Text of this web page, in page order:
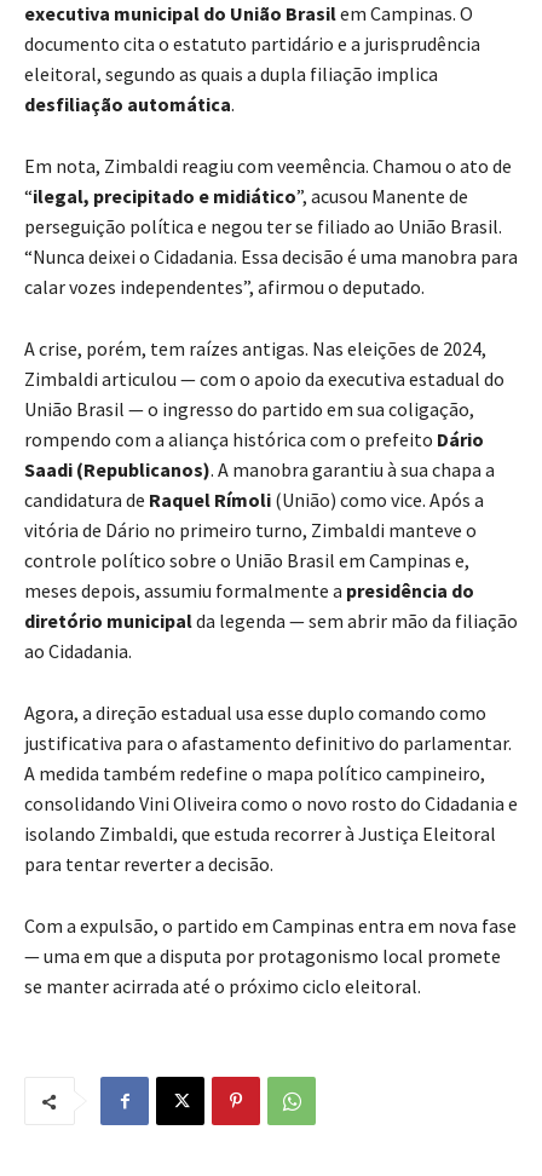
executiva municipal do União Brasilem Campinas. O
documento cita o estatuto partidário e a jurisprudência
eleitoral, segundo as quais a dupla filiação implica
desfiliação automática.
Em nota, Zimbaldi reagiu com veemência. Chamou o ato de
“ilegal, precipitado e midiático”, acusou Manente de
perseguição política e negou ter se filiado ao União Brasil.
“Nunca deixei o Cidadania. Essa decisão é uma manobra para
calar vozes independentes”, afirmou o deputado.
A crise, porém, tem raízes antigas. Nas eleições de 2024,
Zimbaldi articulou — com o apoio da executiva estadual do
União Brasil — o ingresso do partido em sua coligação,
rompendo com a aliança histórica com o prefeito Dário
Saadi (Republicanos). A manobra garantiu à sua chapa a
candidatura de Raquel Rímoli (União) como vice. Após a
vitória de Dário no primeiro turno, Zimbaldi manteve o
controle político sobre o União Brasil em Campinas e,
meses depois, assumiu formalmente a presidência do
diretório municipalda legenda — sem abrir mão da filiação
ao Cidadania.
Agora, a direção estadual usa esse duplo comando como
justificativa para o afastamento definitivo do parlamentar.
A medida também redefine o mapa político campineiro,
consolidando Vini Oliveira como o novo rosto do Cidadania e
isolando Zimbaldi, que estuda recorrer à Justiça Eleitoral
para tentar reverter a decisão.
Com a expulsão, o partido em Campinas entra em nova fase
— uma em que a disputa por protagonismo local promete
se manter acirrada até o próximo ciclo eleitoral.